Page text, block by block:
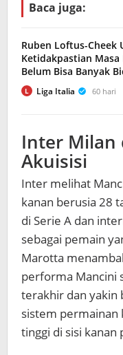
Baca juga:
Ruben Loftus-Cheek
Ketidakpastian Masa
Belum Bisa Banyak
L Liga Italia 60 hari
Inter Milan
Akuisisi
Inter melihat
kanan berusia 28
di Serie A dan
sebagai pemain
Marotta
performa Mancini
terakhir dan yakin
sistem
tinggi di sisi kanan